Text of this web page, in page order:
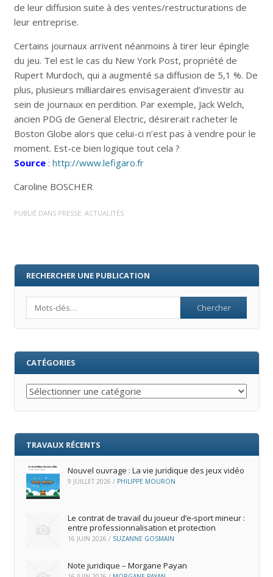
de leur diffusion suite à des ventes/restructurations de
leur entreprise.
Certains journaux arrivent néanmoins à tirer leur épingle
du jeu. Tel est le cas du New York Post, propriété de
Rupert Murdoch, qui a augmenté sa diffusion de 5,1 %. De
plus, plusieurs milliardaires envisageraient d’investir au
sein de journaux en perdition. Par exemple, Jack Welch,
ancien PDG de General Electric, désirerait racheter le
Boston Globe alors que celui-ci n’est pas à vendre pour le
moment. Est-ce bien logique tout cela ?
Source: http://www.lefigaro.fr
Caroline BOSCHER
PUBLIÉ DANS PRESSE: ACTUALITÉS
RECHERCHER UNE PUBLICATION
CATÉGORIES
Catégories
TRAVAUX RÉCENTS
Nouvel ouvrage : La vie juridique des jeux vidéo
9 JUILLET 2026 / PHILIPPE MOURON
Le contrat de travail du joueur d’e‑sport mineur :
entre professionnalisation et protection
16 JUIN 2026 / SUZANNE GOSMAIN
Note juridique – Morgane Payan